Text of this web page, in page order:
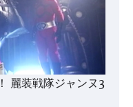
麗装戦隊ジャンヌ3